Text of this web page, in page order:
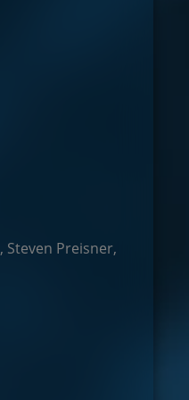
Steven Preisner,